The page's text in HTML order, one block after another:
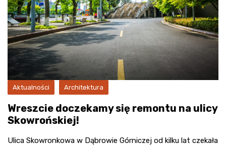
Aktualności Architektura
Wreszcie doczekamy się remontu na ulicy
Skowrońskiej!
Ulica Skowronkowa w Dąbrowie Górniczej od kilku lat czekała